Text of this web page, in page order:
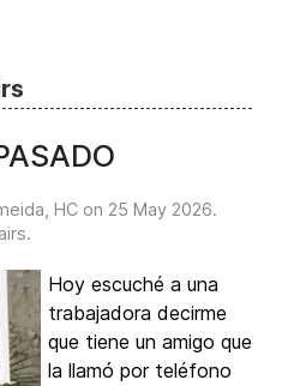
HC on 25 May 2026.
.
Hoy escuché a una
trabajadora decirme
que tiene un amigo que
la llamó por teléfono